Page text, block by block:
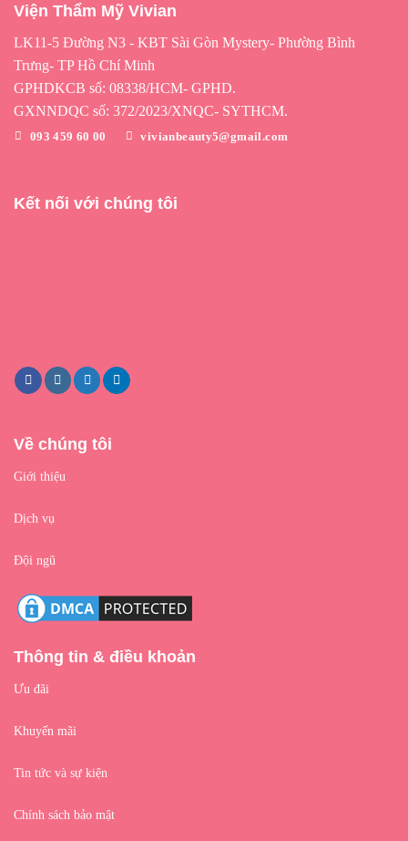
Viện Thẩm Mỹ Vivian
LK11-5 Đường N3 - KBT Sài Gòn Mystery- Phường Bình
Trưng- TP Hồ Chí Minh
GPHDKCB số: 08338/HCM- GPHD.
GXNNDQC số: 372/2023/XNQC- SYTHCM.
093 459 60 00 vivianbeauty5@gmail.com
Về chúng tôi
Giới thiệu
Dịch vụ
Đội ngũ
Thông tin & điều khoản
Ưu đãi
Khuyến mãi
Tin tức và sự kiện
Chính sách bảo mật
Kết nối với chúng tôi